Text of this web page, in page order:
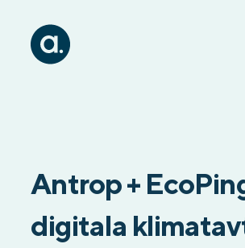
Antrop +
digitala